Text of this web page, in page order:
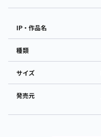
IP・作品名
種類
サイズ
発売元